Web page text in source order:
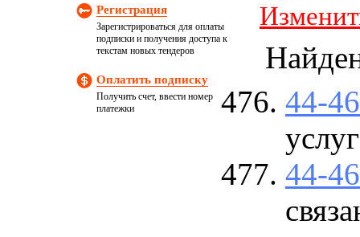
Регистрация
Зарегистрироваться для оплаты
подписки и получения доступа к
текстам новых тендеров
Оплатить подписку
Получить счет, ввести номер
платежки
44-
услуг
44-